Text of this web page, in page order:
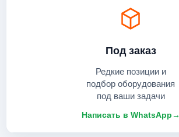
Под заказ
Редкие позиции и
подбор оборудования
под ваши задачи
Написать в WhatsApp→